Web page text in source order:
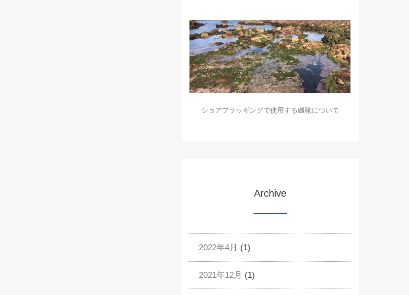
ショアプラッギングで使用する磯靴について
Archive
2022年4月 (1)
2021年12月 (1)